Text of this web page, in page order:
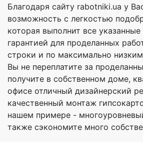
Благодаря сайту rabotniki.ua у
возможность с легкостью
которая выполнит все указанные
гарантией для проделанных
строки и по максимально
Вы не переплатите за
получите в собственном доме,
офисе отличный дизайнерский
качественный монтаж
нашем примере -
также сэкономите много